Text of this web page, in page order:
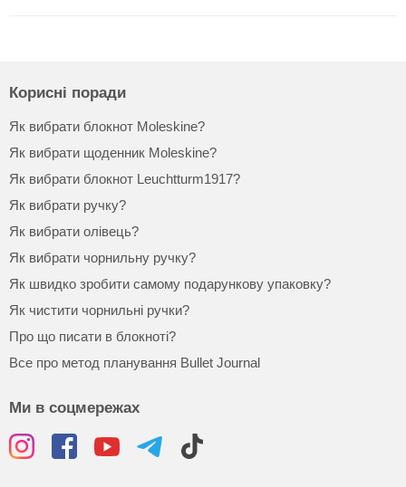
Корисні поради
Як вибрати блокнот Moleskine?
Як вибрати щоденник Moleskine?
Як вибрати блокнот Leuchtturm1917?
Як вибрати ручку?
Як вибрати олівець?
Як вибрати чорнильну ручку?
Як швидко зробити самому подарункову упаковку?
Як чистити чорнильні ручки?
Про що писати в блокноті?
Все про метод планування Bullet Journal
Ми в соцмережах